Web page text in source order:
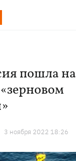
пошла на
3 ноября 2022 18:26